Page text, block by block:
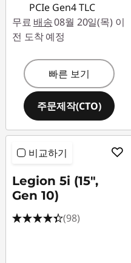
PCIe Gen4 TLC
무료 배송08월 20일(목) 이
전 도착 예정
빠른 보기
주문제작(CTO)
비교하기
Legion 5i (15",
Gen 10)
(98)